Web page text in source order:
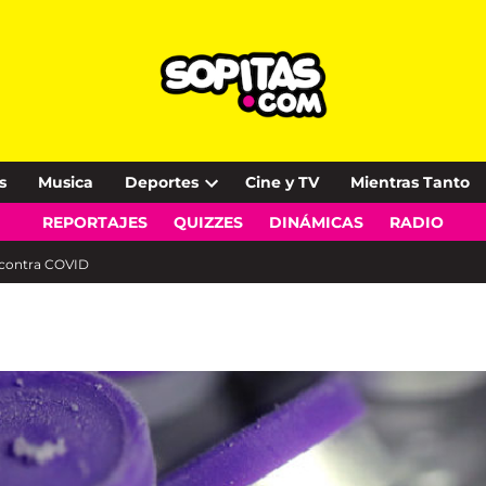
Musica Deportes
Open
dropdown
Cine y TV Mientras Tanto
REPORTAJES QUIZZES DINÁMICAS RADIO
COVID